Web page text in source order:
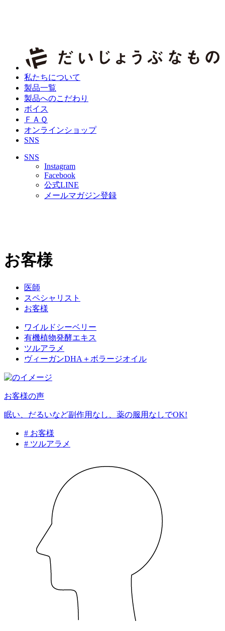
私たちについて
製品一覧
製品へのこだわり
ボイス
ＦＡＱ
オンラインショップ
SNS
SNS
Instagram
Facebook
公式LINE
メールマガジン登録
お客様
医師
スペシャリスト
お客様
ワイルドシーベリー
有機植物発酵エキス
ツルアラメ
ヴィーガンDHA＋ボラージオイル
お客様の声
眠い、だるいなど副作用なし、薬の服用なしでOK!
# お客様
# ツルアラメ